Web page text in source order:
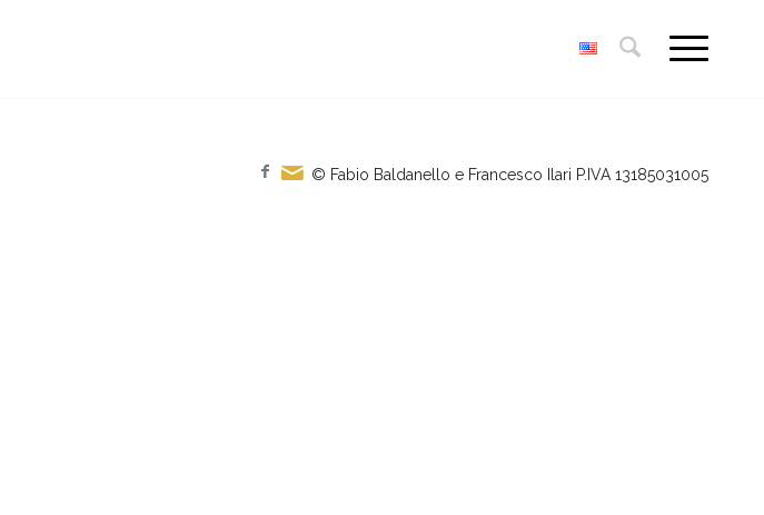
© Fabio Baldanello e Francesco Ilari P.IVA 13185031005